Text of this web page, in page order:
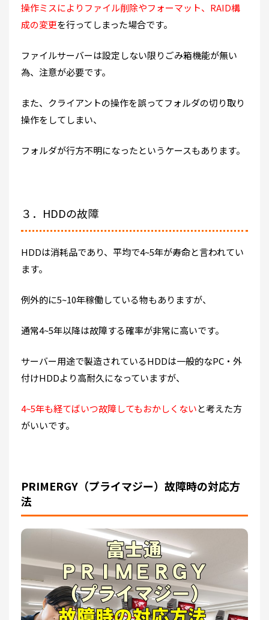
操作ミスによりファイル削除やフォーマット、RAID構
成の変更を行ってしまった場合です。
ファイルサーバーは設定しない限りごみ箱機能が無い
為、注意が必要です。
また、クライアントの操作を誤ってフォルダの切り取り
操作をしてしまい、
フォルダが行方不明になったというケースもあります。
３．HDDの故障
HDDは消耗品であり、平均で4~5年が寿命と言われてい
ます。
例外的に5~10年稼働している物もありますが、
通常4~5年以降は故障する確率が非常に高いです。
サーバー用途で製造されているHDDは一般的なPC・外
付けHDDより高耐久になっていますが、
4~5年も経てばいつ故障してもおかしくないと考えた方
がいいです。
PRIMERGY（プライマジー）故障時の対応方
法